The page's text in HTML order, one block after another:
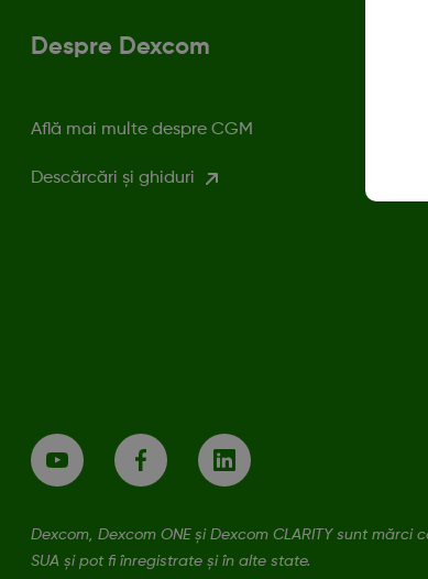
Despre Dexcom
Află mai multe despre CGM
Descărcări și ghiduri
Dexcom, Dexcom ONE și Dexcom CLARITY sunt
SUA și pot fi înregistrate și în alte state.